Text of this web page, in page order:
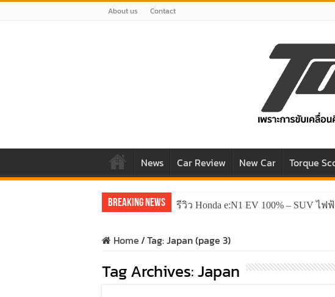
About us Contact
News Car Review New Car Torque
Breaking News รีวิว Honda e:N1 EV 100% – SUV ไ
Home/Tag:Japan(page 3)
Tag Archives:Japan